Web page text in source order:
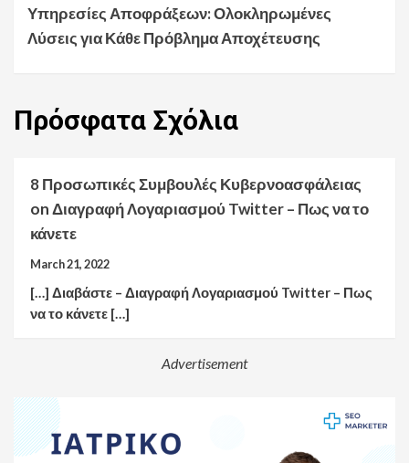
Υπηρεσίες Αποφράξεων: Ολοκληρωμένες
Λύσεις για Κάθε Πρόβλημα Αποχέτευσης
Πρόσφατα Σχόλια
8 Προσωπικές Συμβουλές Κυβερνοασφάλειας
onΔιαγραφή Λογαριασμού Twitter – Πως να το
κάνετε
March 21, 2022
[…] Διαβάστε – Διαγραφή Λογαριασμού Twitter – Πως
να το κάνετε […]
Advertisement